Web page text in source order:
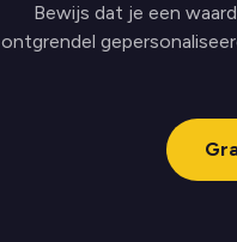
Bewijs dat je een
ontgrendel